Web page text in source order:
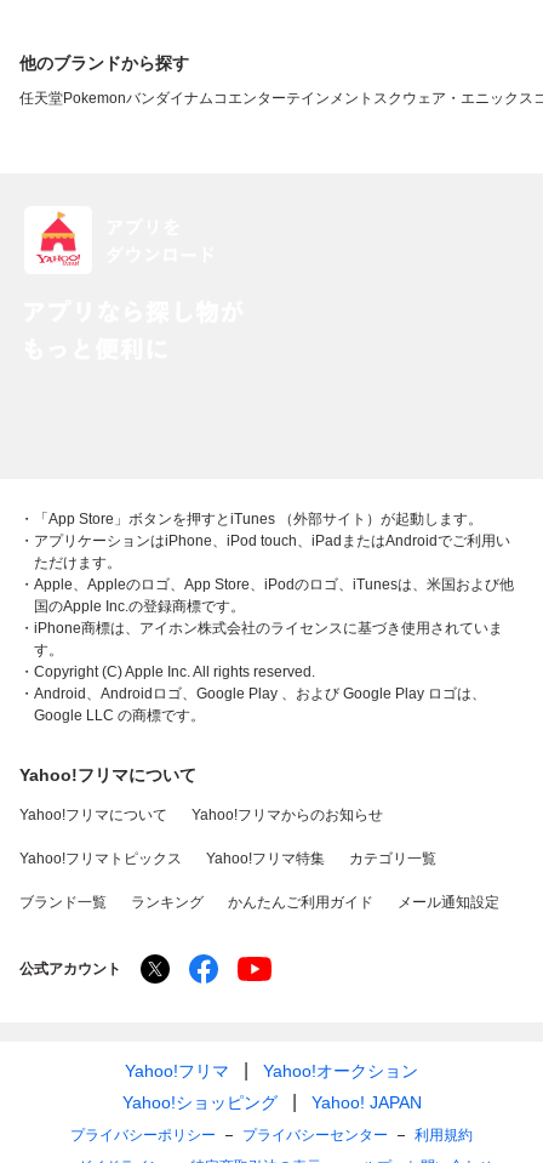
他のブランドから探す
任天堂Pokemonバンダイナムコエンターテインメント スクウェア・エニックス
・「App Store」ボタンを押すとiTunes （外部サイト）が起動します。
・アプリケーションはiPhone、iPod touch、iPadまたはAndroidでご利用い
ただけます。
・Apple、Appleのロゴ、App Store、iPodのロゴ、iTunesは、米国および他
国のApple Inc.の登録商標です。
・iPhone商標は、アイホン株式会社のライセンスに基づき使用されていま
す。
・Copyright (C) Apple Inc. All rights reserved.
・Android、Androidロゴ、Google Play 、および Google Play ロゴは、
Google LLC の商標です。
Yahoo!フリマについて
Yahoo!フリマについて Yahoo!フリマからのお知らせ
Yahoo!フリマトピックス Yahoo!フリマ特集 カテゴリ一覧
ブランド一覧 ランキング かんたんご利用ガイド メール通知設定
公式アカウント
Yahoo!フリマ
Yahoo!オークション
Yahoo!ショッピング
Yahoo! JAPAN
プライバシーポリシー プライバシーセンター
利用規約